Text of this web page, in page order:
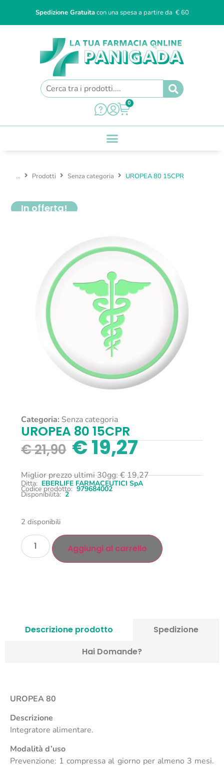
Spedizione Gratuitacon una spesa a partire da € 60
0
... Prodotti Senza categoria UROPEA 80 15CPR
In offerta!
Categoria: Senza categoria
UROPEA 80 15CPR
€21,90 €19,27
Miglior prezzo ultimi 30gg:€19,27
Ditta: EBERLIFE FARMACEUTICI SpA
Codice prodotto: 979684002
Disponibilità: 2
2 disponibili
Aggiungi al carrello
Descrizione prodotto
Spedizione
Hai Domande?
UROPEA 80
Descrizione
Integratore alimentare.
Modalità d’uso
Prevenzione: 1 compressa al giorno per almeno 3 mesi.